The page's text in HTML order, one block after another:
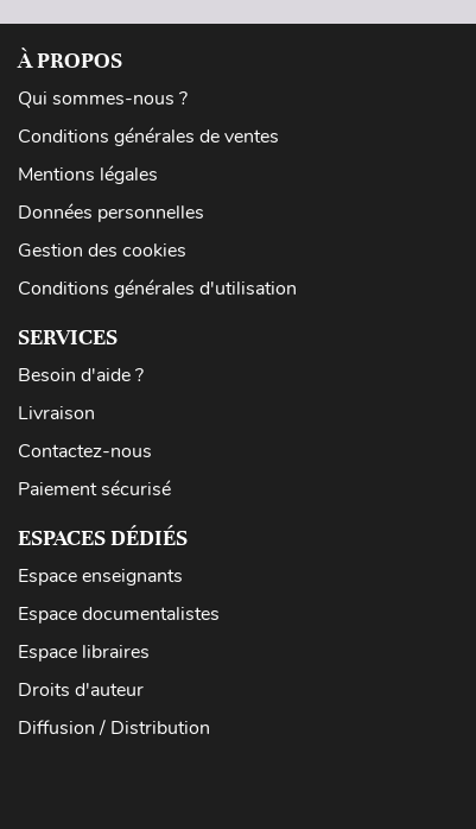
À PROPOS
Qui sommes-nous ?
Conditions générales de ventes
Mentions légales
Données personnelles
Gestion des cookies
Conditions générales d'utilisation
SERVICES
Besoin d'aide ?
Livraison
Contactez-nous
Paiement sécurisé
ESPACES DÉDIÉS
Espace enseignants
Espace documentalistes
Espace libraires
Droits d'auteur
Diffusion / Distribution